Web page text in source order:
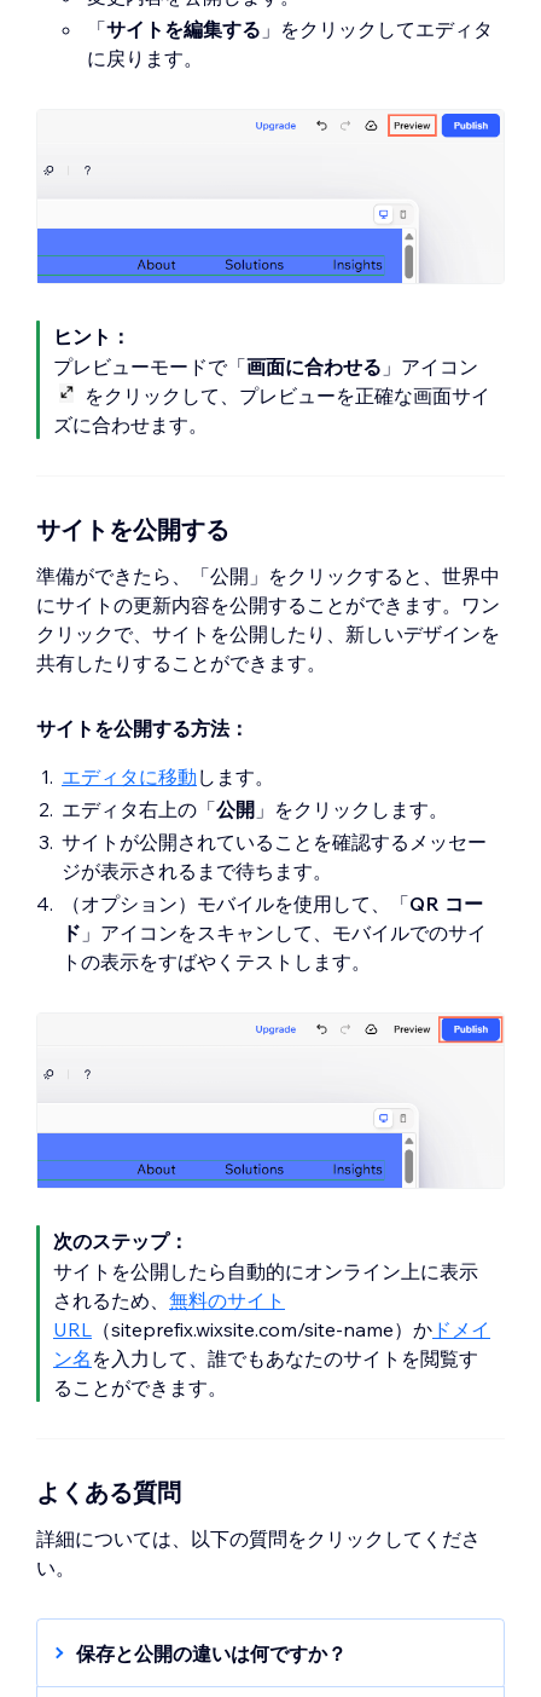
「サイトを編集する 」をクリックしてエディタ
に戻ります。
ヒント：
プレビューモードで「画面に合わせる 」アイコン
をクリックして、プレビューを正確な画面サイ
ズに合わせます。
サイトを公開する
準備ができたら、「公開」をクリックすると、世界中
にサイトの更新内容を公開することができます。ワン
クリックで、サイトを公開したり、新しいデザインを
共有したりすることができます。
サイトを公開する方法：
エディタに移動 します。
エディタ右上の「公開 」をクリックします。
サイトが公開されていることを確認するメッセー
ジが表示されるまで待ちます。
（オプション）モバイルを使用して、「QR コー
ド 」アイコンをスキャンして、モバイルでのサイ
トの表示をすばやくテストします。
次のステップ：
サイトを公開したら自動的にオンライン上に表示
されるため、 無料のサイト
URL
（siteprefix.wixsite.com/site-name）か ドメイ
ン名 を入力して、誰でもあなたのサイトを閲覧す
ることができます。
よくある質問
詳細については、以下の質問をクリックしてくださ
い。
保存と公開の違いは何ですか？
保存すると編集内容が非公開で保存され、あ